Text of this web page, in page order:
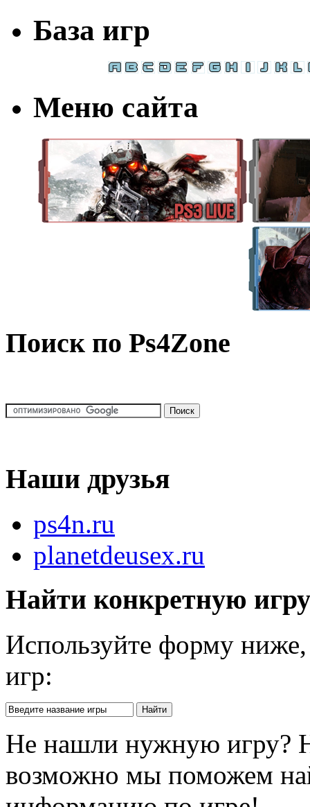
База игр
Меню сайта
Поиск по Ps4Zone
Наши друзья
ps4n.ru
planetdeusex.ru
Найти конкретную
Используйте форму
игр:
Не нашли нужную игру?
возможно мы поможем